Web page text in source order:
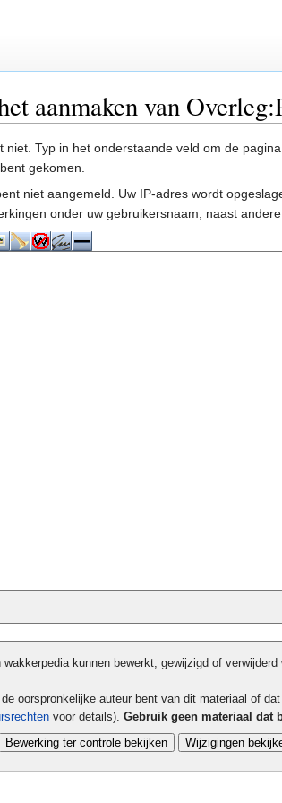
aanmaken van
niet. Typ in het onderstaande veld om de
gekomen.
niet aangemeld. Uw IP-adres wordt
onder uw gebruikersnaam, naast
wakkerpedia kunnen bewerkt, gewijzigd of
oorspronkelijke auteur bent van dit materiaal of
voor details). Gebruik geen materiaal dat